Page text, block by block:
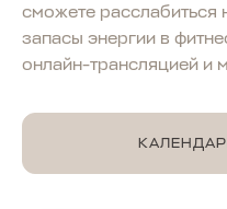
сможете расслабиться
запасы энергии в
онлайн-трансляцией и